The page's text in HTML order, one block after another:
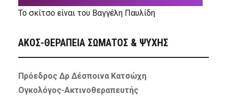
Το σκίτσο είναι του Βαγγέλη Παυλίδη
ΑΚΟΣ-ΘΕΡΑΠΕΙΑ ΣΩΜΑΤΟΣ & ΨΥΧΗΣ
Πρόεδρος Δρ Δέσποινα Κατσώχη
Ογκολόγος-Ακτινοθεραπευτής